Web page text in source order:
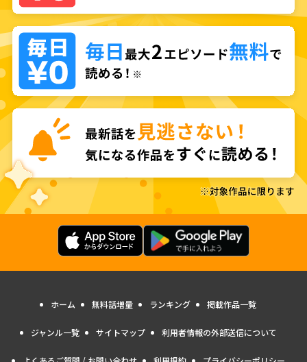
ホーム 無料話増量 ランキング 掲載作品一覧
ジャンル一覧 サイトマップ 利用者情報の外部送信について